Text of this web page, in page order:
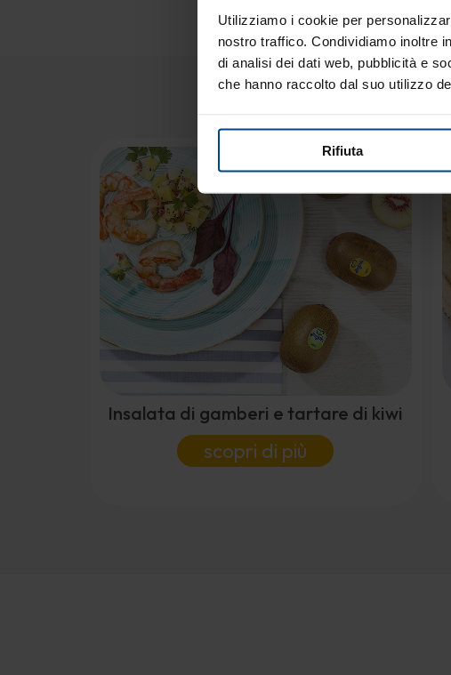
Utilizziamo i cookie per
nostro traffico. Condividiamo inoltre
di analisi dei dati web, pubblicità e
che hanno raccolto dal suo utilizzo
Rifiuta
Insalata di gamberi e tartare di kiwi
scopri di più